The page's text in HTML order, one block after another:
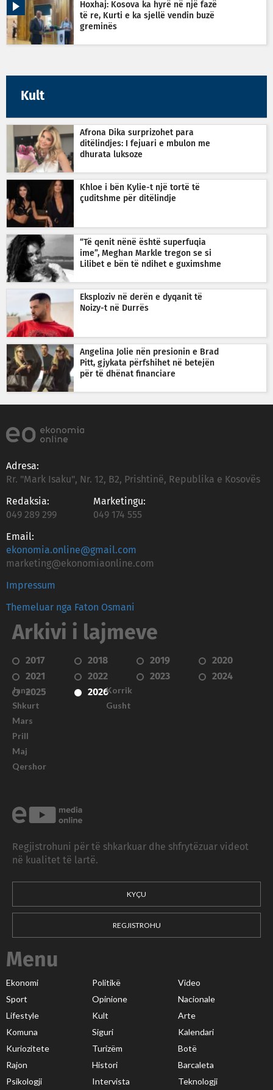
Hoxhaj: Kosova ka hyrë në një fazë
të re, Kurti e ka sjellë vendin buzë
greminës
Kult
Afrona Dika surprizohet para
ditëlindjes: I fejuari e mbulon me
dhurata luksoze
Khloe i bën Kylie-t një tortë të
çuditshme për ditëlindje
“Të qenit nënë është superfuqia
ime”, Meghan Markle tregon se si
Lilibet e bën të ndihet e guximshme
Eksploziv në derën e dyqanit të
Noizy-t në Durrës
Angelina Jolie nën presionin e Brad
Pitt, gjykata përfshihet në betejën
për të dhënat financiare
Adresa:
Rr. "Mark Isaku", Nr. 12, B2, Prishtinë, Republika e Kosovës
Redaksia:
049 289 299
Marketingu:
049 174 555
Email:
ekonomia.online@gmail.com
marketing@ekonomiaonline.com
Impressum
Themeluar nga Faton Osmani
Arkivi i lajmeve
2017 2018 2019
2020
2021
2022 2023
2024
2025
2026
Janar
Shkurt
Mars
Prill
Maj
Qershor
Korrik
Gusht
Regjistrohuni për të shkarkuar dhe shfrytëzuar videot
në kualitet të lartë.
KYÇU
REGJISTROHU
Menu
Ekonomi Politikë
Video
Sport
Opinione
Nacionale
Lifestyle
Kult
Arte
Komuna
Siguri
Kalendari
Kuriozitete
Turizëm
Botë
Rajon
Histori
Barcaleta
Psikologji
Intervista Teknologji